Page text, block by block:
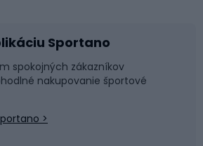
bicyklomSportano
spokojných zákazníkov
nakupovanie športové
>